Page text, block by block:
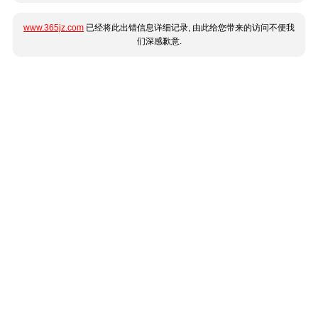
www.365jz.com 已经将此出错信息详细记录, 由此给您带来的访问不便我
们深感歉意.